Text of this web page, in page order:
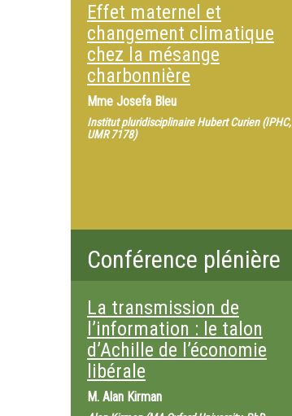
Effet maternel et
changement climatique
chez la mésange
charbonnière
Mme Josefa Bleu
Institut pluridisciplinaire Hubert Curien (IPHC,
UMR 7178)
Conférence plénière
La transmission de
l’information : le talon
d’Achille de l’économie
libérale
M. Alan Kirman